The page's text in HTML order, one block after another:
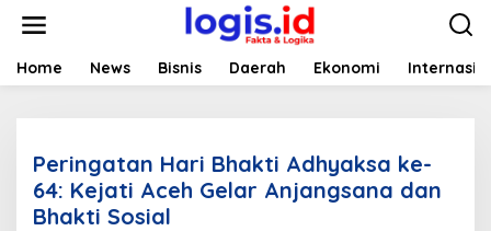
t
Home News Bisnis Daerah Ekonomi
Peringatan Hari Bhakti Adhyaksa ke-
64: Kejati Aceh Gelar Anjangsana dan
Bhakti Sosial